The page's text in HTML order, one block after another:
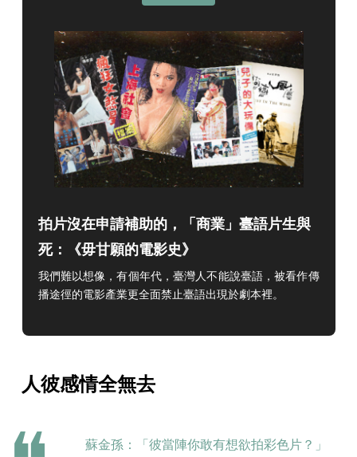
拍片沒在申請補助的，「商業」臺語片生與
死：《毋甘願的電影史》
我們難以想像，有個年代，臺灣人不能說臺語，被看作傳
播途徑的電影產業更全面禁止臺語出現於劇本裡。
人彼感情全無去
蘇金孫：「彼當陣你敢有想欲拍彩色片？」